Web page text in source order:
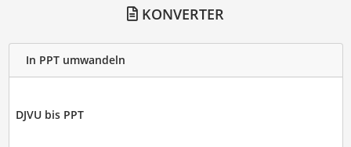
KONVERTER
In PPT umwandeln
DJVU bis PPT